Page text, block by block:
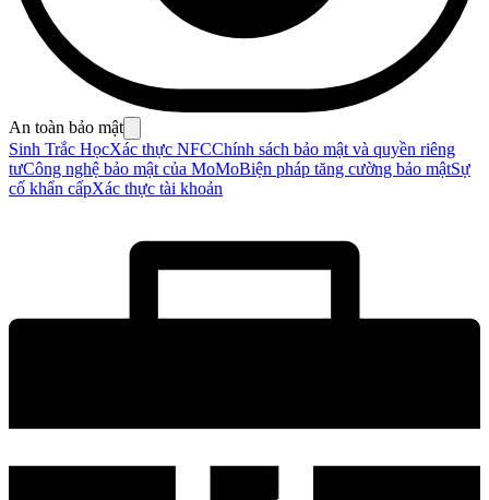
An toàn bảo mật
Sinh Trắc HọcXác thực NFCChính sách bảo mật và quyền riêng
tưCông nghệ bảo mật của MoMoBiện pháp tăng cường bảo mậtSự
cố khẩn cấpXác thực tài khoản